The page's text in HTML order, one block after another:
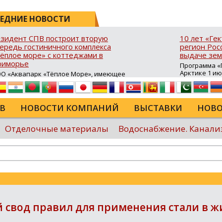
НОВОСТИ
СПВ построит вторую
гостиничного комплекса
море» с коттеджами в
«Аквапарк «Тёплое Море», имеющее
резидента свободного порта
(СПВ), продолжает развитие
инфраструктуры в Хасанском
Приморского края. В посёлке
на юго‑восточном побережье
Брюса стартовало
второй очереди гостиничного
«Тёплое море». В рамках проекта
процедура свободной таможенной
(СТЗ), позволяющая ...
10 лет
регион
выдаче
Программа
Арктике 1
10 лет в ДФО
время она
для
сельского
программы
России...
НОВОСТИ КОМПАНИЙ ВЫСТАВКИ
Отделочные материалы Водоснабжение.
Еще
свод правил для применения стали в